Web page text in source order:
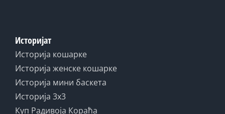
Историјат
Историја кошарке
Историја женске кошарке
Историја мини баскета
Историја 3x3
Куп Радивоја Кораћа